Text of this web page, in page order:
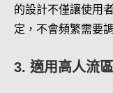
的設計不僅讓使用
定，不會頻繁需要
3. 適用高人流